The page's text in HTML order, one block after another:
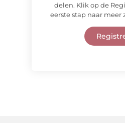
delen. Klik op de
eerste stap naar